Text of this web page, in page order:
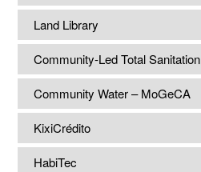
Land Library
Community-Led Total Sanitation
Community Water – MoGeCA
KixiCrédito
HabiTec